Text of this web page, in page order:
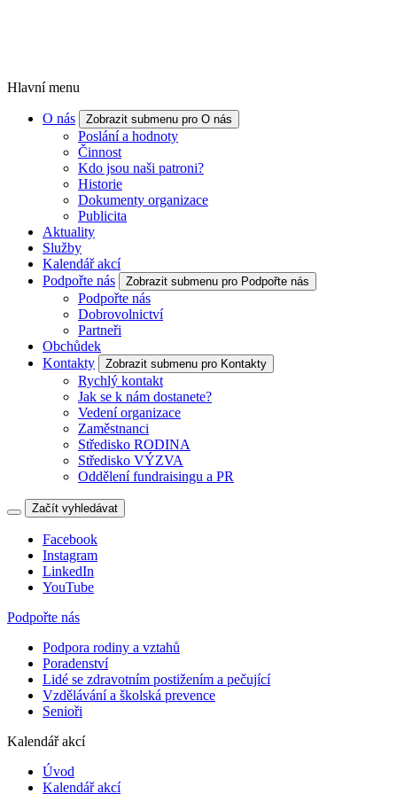
Hlavní menu
O nás Zobrazit submenu pro O nás
Poslání a hodnoty
Činnost
Kdo jsou naši patroni?
Historie
Dokumenty organizace
Publicita
Aktuality
Služby
Kalendář akcí
Podpořte nás
Zobrazit submenu pro Podpořte nás
Podpořte nás
Dobrovolnictví
Partneři
Obchůdek
Kontakty
Zobrazit submenu pro Kontakty
Rychlý kontakt
Jak se k nám dostanete?
Vedení organizace
Zaměstnanci
Středisko RODINA
Středisko VÝZVA
Oddělení fundraisingu a PR
Začít vyhledávat
Facebook
Instagram
LinkedIn
YouTube
Podpořte nás
Podpora rodiny a vztahů
Poradenství
Lidé se zdravotním postižením a pečující
Vzdělávání a školská prevence
Senioři
Kalendář akcí
Úvod
Kalendář akcí